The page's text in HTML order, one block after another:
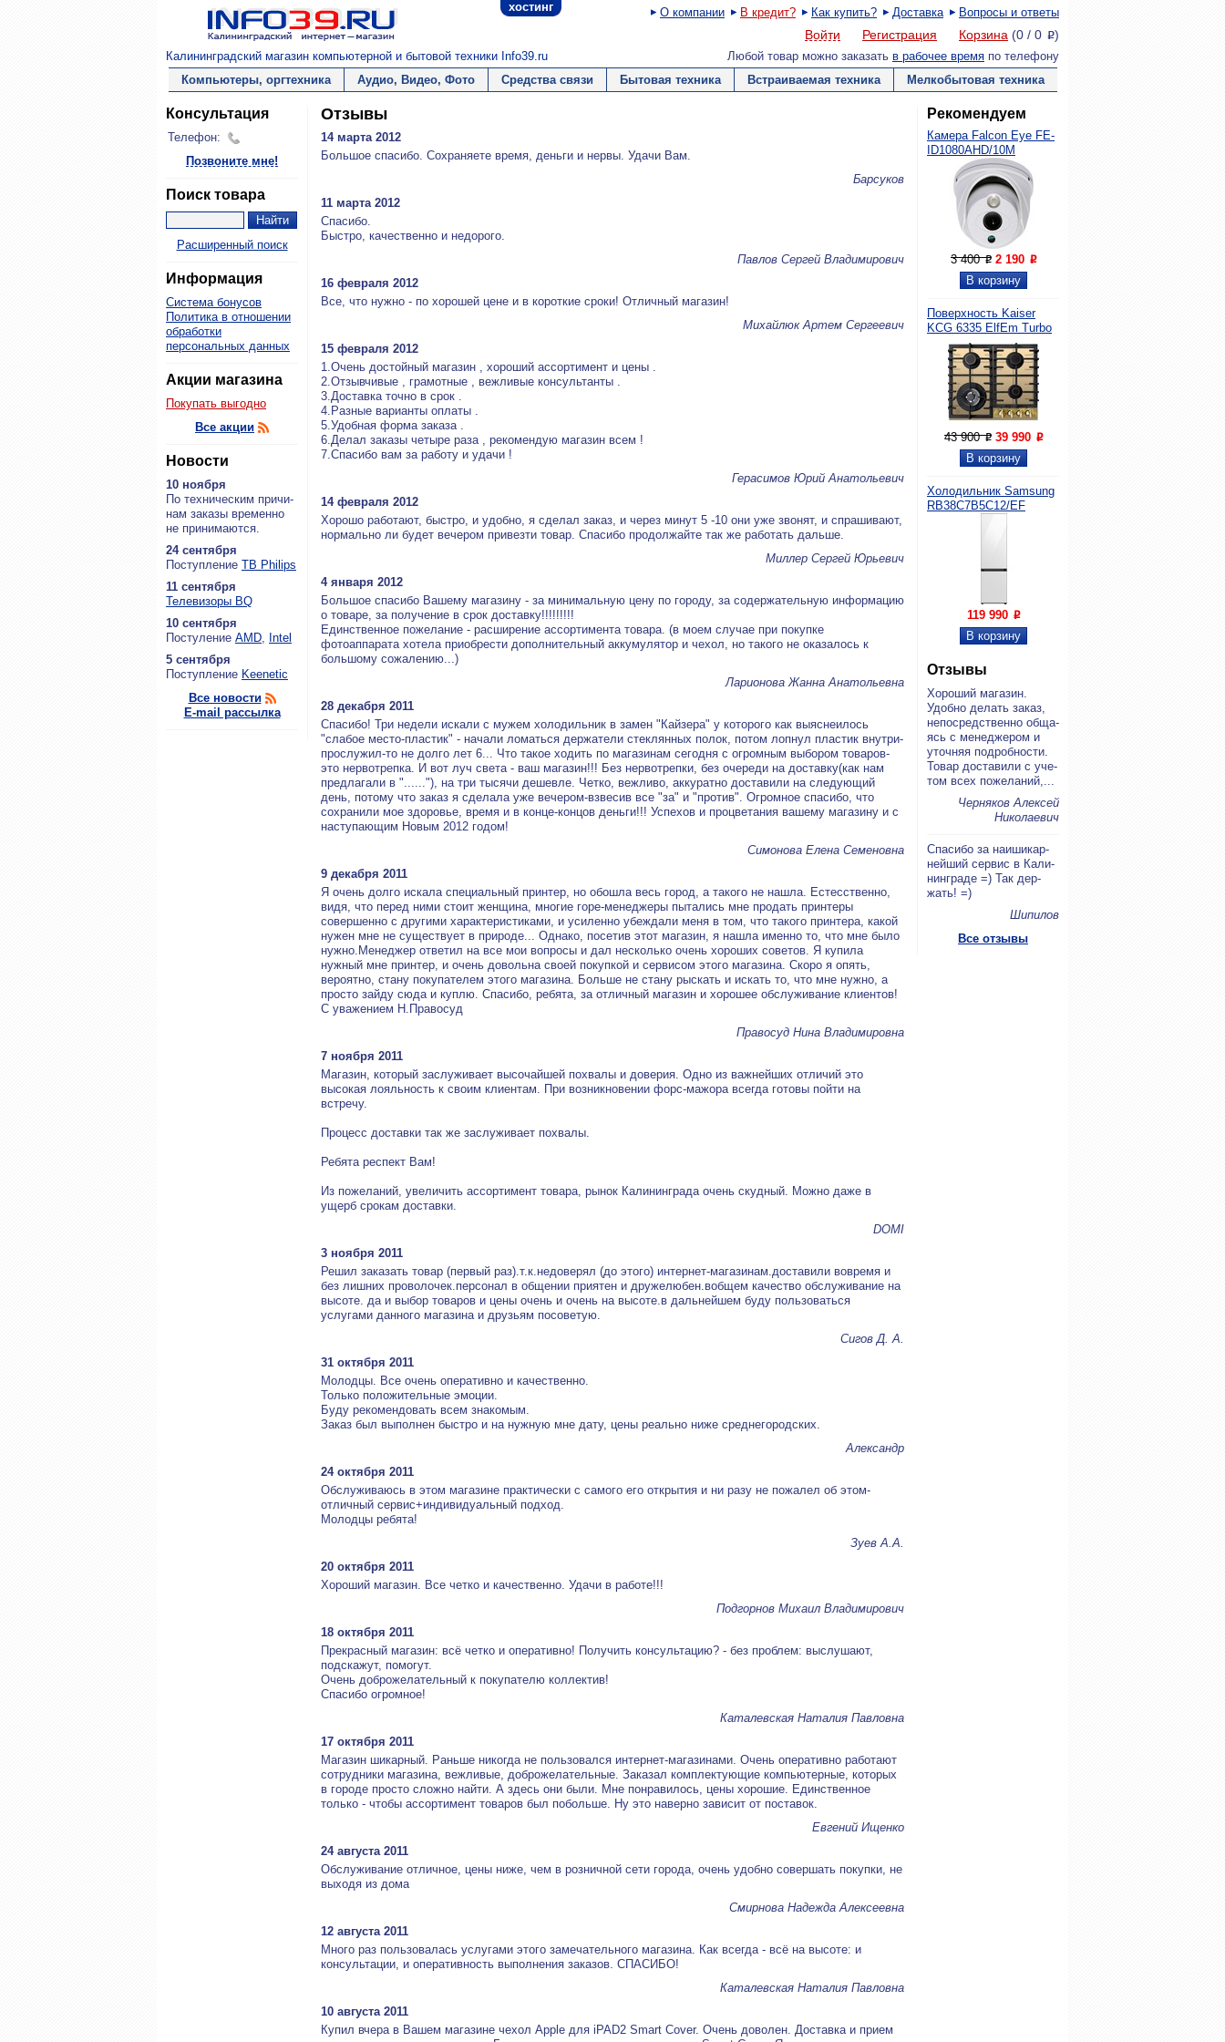
хостинг О компании В кредит? Как купить? Доставка Вопросы и ответы
Войти Регистрация Корзина (0 / 0 P)
Калининградский магазин компьютерной и бытовой техники Info39.ru Любой товар можно заказать в рабочее время по телефону
Компьютеры, оргтехника
Аудио, Видео, Фото Средства связи Бытовая техника Встраиваемая техника Мелкобытовая техника
Консультация
Телефон:
Позвоните мне!
Поиск товара
Расширенный поиск
Информация
Система бонусов
Политика в отношении
обработки
персональных данных
Акции магазина
Покупать выгодно
Все акции
Новости
10 ноября
По тех­ни­че­ским при­чи­
нам за­ка­зы вре­мен­но
не при­ни­ма­ют­ся.
24 сентября
По­ступ­ле­ние ТВ Philips
11 сентября
Теле­ви­зо­ры BQ
10 сентября
По­сту­ле­ние AMD, Intel
5 сентября
По­ступ­ле­ние Keenetic
Все новости
E-mail рассылка
Рекомендуем
Камера Falcon Eye FE-
ID1080AHD/10M
3 400P 2 190 P
Поверхность Kaiser
KCG 6335 ElfEm Turbo
43 900P 39 990 P
Холодильник Samsung
RB38C7B5C12/EF
119 990 P
Отзывы
Хо­ро­ший ма­га­зин.
Удоб­но де­лать за­каз,
непо­сред­ствен­но об­ща­
ясь с ме­не­дже­ром и
уточ­няя по­дроб­но­сти.
То­вар до­ста­ви­ли с уче­
том всех по­же­ла­ний,...
Черняков Алексей
Николаевич
Спа­си­бо за на­и­ши­кар­
ней­ший сер­вис в Ка­ли­
нин­гра­де =) Так дер­
жать! =)
Шипилов
Все отзывы
Отзывы
14 марта 2012
Большое спасибо. Сохраняете время, деньги и нервы. Удачи Вам.
Барсуков
11 марта 2012
Спасибо.
Быстро, качественно и недорого.
Павлов Сергей Владимирович
16 февраля 2012
Все, что нужно - по хорошей цене и в короткие сроки! Отличный магазин!
Михайлюк Артем Сергеевич
15 февраля 2012
1.Очень достойный магазин , хороший ассортимент и цены .
2.Отзывчивые , грамотные , вежливые консультанты .
3.Доставка точно в срок .
4.Разные варианты оплаты .
5.Удобная форма заказа .
6.Делал заказы четыре раза , рекомендую магазин всем !
7.Спасибо вам за работу и удачи !
Герасимов Юрий Анатольевич
14 февраля 2012
Хорошо работают, быстро, и удобно, я сделал заказ, и через минут 5 -10 они уже звонят, и спрашивают,
нормально ли будет вечером привезти товар. Спасибо продолжайте так же работать дальше.
Миллер Сергей Юрьевич
4 января 2012
Большое спасибо Вашему магазину - за минимальную цену по городу, за содержательную информацию
о товаре, за получение в срок доставку!!!!!!!!!
Единственное пожелание - расширение ассортимента товара. (в моем случае при покупке
фотоаппарата хотела приобрести дополнительный аккумулятор и чехол, но такого не оказалось к
большому сожалению...)
Ларионова Жанна Анатольевна
28 декабря 2011
Спасибо! Три недели искали с мужем холодильник в замен "Кайзера" у которого как выяснеилось
"слабое место-пластик" - начали ломаться держатели стеклянных полок, потом лопнул пластик внутри-
прослужил-то не долго лет 6... Что такое ходить по магазинам сегодня с огромным выбором товаров-
это нервотрепка. И вот луч света - ваш магазин!!! Без нервотрепки, без очереди на доставку(как нам
предлагали в "......"), на три тысячи дешевле. Четко, вежливо, аккуратно доставили на следующий
день, потому что заказ я сделала уже вечером-взвесив все "за" и "против". Огромное спасибо, что
сохранили мое здоровье, время и в конце-концов деньги!!! Успехов и процветания вашему магазину и с
наступающим Новым 2012 годом!
Симонова Елена Семеновна
9 декабря 2011
Я очень долго искала специальный принтер, но обошла весь город, а такого не нашла. Естесственно,
видя, что перед ними стоит женщина, многие горе-менеджеры пытались мне продать принтеры
совершенно с другими характеристиками, и усиленно убеждали меня в том, что такого принтера, какой
нужен мне не существует в природе... Однако, посетив этот магазин, я нашла именно то, что мне было
нужно.Менеджер ответил на все мои вопросы и дал несколько очень хороших советов. Я купила
нужный мне принтер, и очень довольна своей покупкой и сервисом этого магазина. Скоро я опять,
вероятно, стану покупателем этого магазина. Больше не стану рыскать и искать то, что мне нужно, а
просто зайду сюда и куплю. Спасибо, ребята, за отличный магазин и хорошее обслуживание клиентов!
С уважением Н.Правосуд
Правосуд Нина Владимировна
7 ноября 2011
Магазин, который заслуживает высочайшей похвалы и доверия. Одно из важнейших отличий это
высокая лояльность к своим клиентам. При возникновении форс-мажора всегда готовы пойти на
встречу.
Процесс доставки так же заслуживает похвалы.
Ребята респект Вам!
Из пожеланий, увеличить ассортимент товара, рынок Калининграда очень скудный. Можно даже в
ущерб срокам доставки.
DOMI
3 ноября 2011
Решил заказать товар (первый раз).т.к.недоверял (до этого) интернет-магазинам.доставили вовремя и
без лишних проволочек.персонал в общении приятен и дружелюбен.вобщем качество обслуживание на
высоте. да и выбор товаров и цены очень и очень на высоте.в дальнейшем буду пользоваться
услугами данного магазина и друзьям посоветую.
Сигов Д. А.
31 октября 2011
Молодцы. Все очень оперативно и качественно.
Только положительные эмоции.
Буду рекомендовать всем знакомым.
Заказ был выполнен быстро и на нужную мне дату, цены реально ниже среднегородских.
Александр
24 октября 2011
Обслуживаюсь в этом магазине практически с самого его открытия и ни разу не пожалел об этом-
отличный сервис+индивидуальный подход.
Молодцы ребята!
Зуев A.A.
20 октября 2011
Хороший магазин. Все четко и качественно. Удачи в работе!!!
Подгорнов Михаил Владимирович
18 октября 2011
Прекрасный магазин: всё четко и оперативно! Получить консультацию? - без проблем: выслушают,
подскажут, помогут.
Очень доброжелательный к покупателю коллектив!
Спасибо огромное!
Каталевская Наталия Павловна
17 октября 2011
Магазин шикарный. Раньше никогда не пользовался интернет-магазинами. Очень оперативно работают
сотрудники магазина, вежливые, доброжелательные. Заказал комплектующие компьютерные, которых
в городе просто сложно найти. А здесь они были. Мне понравилось, цены хорошие. Единственное
только - чтобы ассортимент товаров был побольше. Ну это наверно зависит от поставок.
Евгений Ищенко
24 августа 2011
Обслуживание отличное, цены ниже, чем в розничной сети города, очень удобно совершать покупки, не
выходя из дома
Смирнова Надежда Алексеевна
12 августа 2011
Много раз пользовалась услугами этого замечательного магазина. Как всегда - всё на высоте: и
консультации, и оперативность выполнения заказов. СПАСИБО!
Каталевская Наталия Павловна
10 августа 2011
Купил вчера в Вашем магазине чехол Apple для iPAD2 Smart Cover. Очень доволен. Доставка и прием